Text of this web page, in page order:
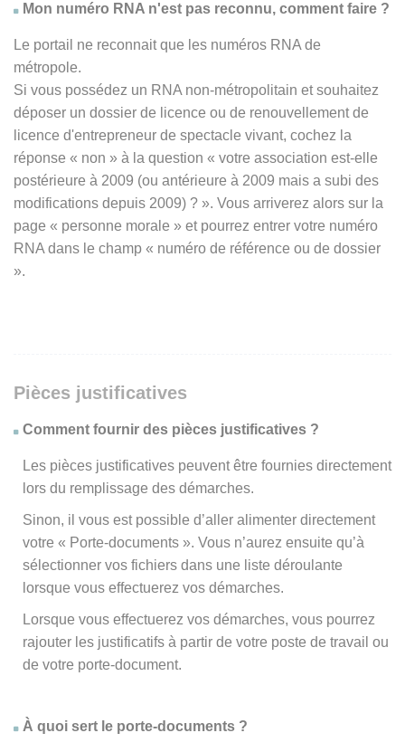
Mon numéro RNA n'est pas reconnu, comment faire ?
Le portail ne reconnait que les numéros RNA de
métropole.
Si vous possédez un RNA non-métropolitain et souhaitez
déposer un dossier de licence ou de renouvellement de
licence d'entrepreneur de spectacle vivant, cochez la
réponse « non » à la question « votre association est-elle
postérieure à 2009 (ou antérieure à 2009 mais a subi des
modifications depuis 2009) ? ». Vous arriverez alors sur la
page « personne morale » et pourrez entrer votre numéro
RNA dans le champ « numéro de référence ou de dossier
».
Pièces justificatives
Comment fournir des pièces justificatives ?
Les pièces justificatives peuvent être fournies directement
lors du remplissage des démarches.
Sinon, il vous est possible d’aller alimenter directement
votre « Porte-documents ». Vous n’aurez ensuite qu’à
sélectionner vos fichiers dans une liste déroulante
lorsque vous effectuerez vos démarches.
Lorsque vous effectuerez vos démarches, vous pourrez
rajouter les justificatifs à partir de votre poste de travail ou
de votre porte-document.
À quoi sert le porte-documents ?